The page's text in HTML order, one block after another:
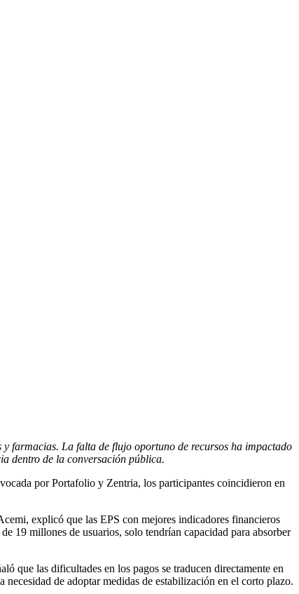
farmacias. La falta de flujo oportuno de recursos ha impactado
dentro de la conversación pública.
por Portafolio y Zentria, los participantes coincidieron en
explicó que las EPS con mejores indicadores financieros
19 millones de usuarios, solo tendrían capacidad para absorber
que las dificultades en los pagos se traducen directamente en
de adoptar medidas de estabilización en el corto plazo.